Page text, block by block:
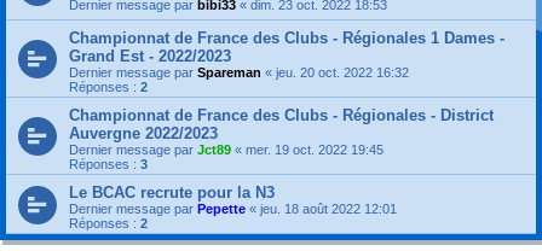
Dernier message par bibi33 « dim. 23 oct. 2022 18:53
Championnat de France des Clubs - Régionales 1 Dames -
Grand Est - 2022/2023
Dernier message par Spareman « jeu. 20 oct. 2022 16:32
Réponses : 2
Championnat de France des Clubs - Régionales - District
Auvergne 2022/2023
Dernier message par Jct89 « mer. 19 oct. 2022 19:45
Réponses : 3
Le BCAC recrute pour la N3
Dernier message par Pepette « jeu. 18 août 2022 12:01
Réponses : 2